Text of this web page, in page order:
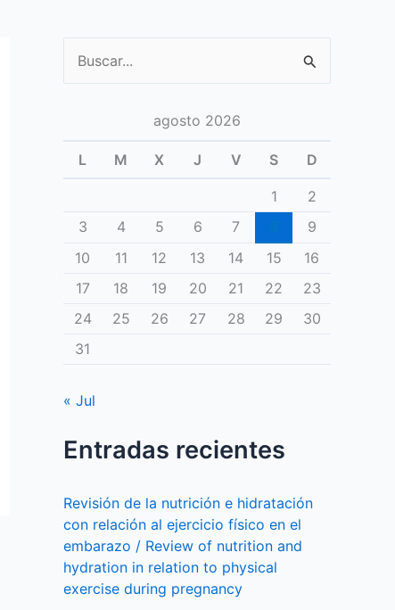
Buscar
por:
agosto 2026
L M X J V S D
1
2
3
4 5 6 7
9
10
11 12 13 14 15
16
17
18 19 20 21 22
23
24
25 26 27 28 29
30
31
« Jul
Entradas recientes
Revisión de la nutrición e hidratación
con relación al ejercicio físico en el
embarazo / Review of nutrition and
hydration in relation to physical
exercise during pregnancy